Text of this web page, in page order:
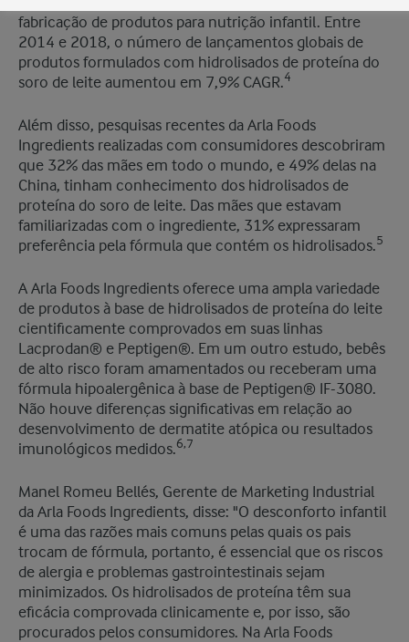
fabricação de produtos para nutrição infantil. Entre
2014 e 2018, o número de lançamentos globais de
produtos formulados com hidrolisados de proteína do
soro de leite aumentou em 7,9% CAGR.4
Além disso, pesquisas recentes da Arla Foods
Ingredients realizadas com consumidores descobriram
que 32% das mães em todo o mundo, e 49% delas na
China, tinham conhecimento dos hidrolisados de
proteína do soro de leite. Das mães que estavam
familiarizadas com o ingrediente, 31% expressaram
preferência pela fórmula que contém os hidrolisados.5
A Arla Foods Ingredients oferece uma ampla variedade
de produtos à base de hidrolisados de proteína do leite
cientificamente comprovados em suas linhas
Lacprodan® e Peptigen®. Em um outro estudo, bebês
de alto risco foram amamentados ou receberam uma
fórmula hipoalergênica à base de Peptigen® IF-3080.
Não houve diferenças significativas em relação ao
desenvolvimento de dermatite atópica ou resultados
imunológicos medidos.6,7
Manel Romeu Bellés, Gerente de Marketing Industrial
da Arla Foods Ingredients, disse: "O desconforto infantil
é uma das razões mais comuns pelas quais os pais
trocam de fórmula, portanto, é essencial que os riscos
de alergia e problemas gastrointestinais sejam
minimizados. Os hidrolisados de proteína têm sua
eficácia comprovada clinicamente e, por isso, são
procurados pelos consumidores. Na Arla Foods